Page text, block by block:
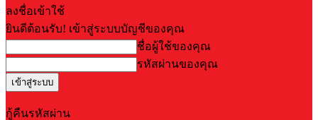
ลงชื่อเข้าใช้
ยินดีต้อนรับ! เข้าสู่ระบบบัญชีของคุณ
ชื่อผู้ใช้ของคุณ
รหัสผ่านของคุณ
กู้คืนรหัสผ่าน